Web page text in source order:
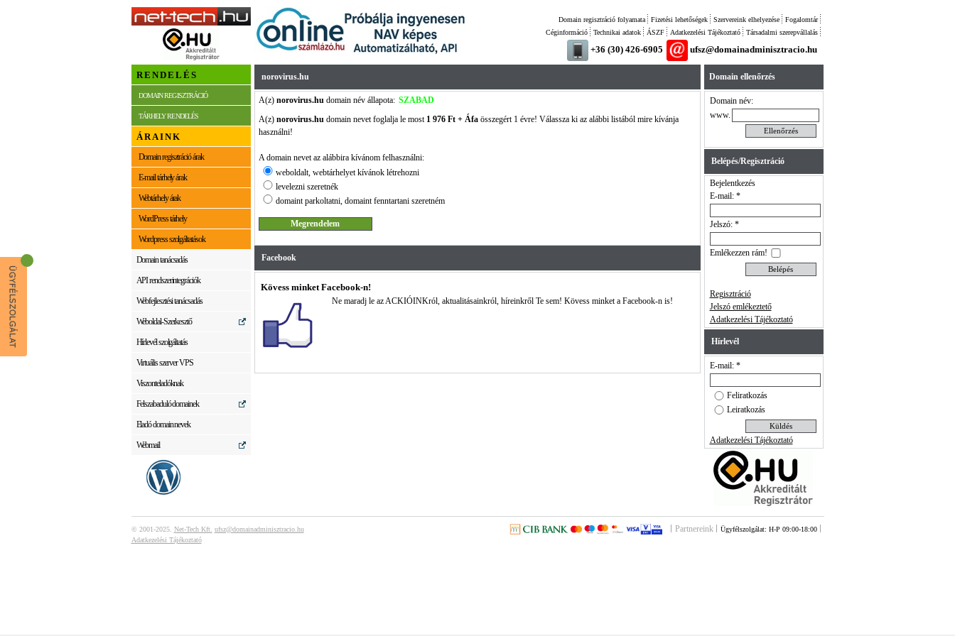
Fogalomtár
Szervereink elhelyezése
Fizetési lehetőségek
Domain regisztráció folyamata
Társadalmi szerepvállalás
Adatkezelési Tájékoztató
ÁSZF
Technikai adatok
Céginformáció
+36 (30) 426-6905 ufsz@domainadminisztracio.hu
RENDELÉS
DOMAIN REGISZTRÁCIÓ
TÁRHELY RENDELÉS
ÁRAINK
Domain regisztráció árak
E-mail tárhely árak
Webtárhely árak
WordPress tárhely
Wordpress szolgáltatások
Domain tanácsadás
API rendszerintegrációk
Webfejlesztési tanácsadás
Weboldal-Szerkesztő
Hírlevél szolgáltatás
Virtuális szerver VPS
Viszonteladóknak
Felszabaduló domainek
Eladó domain nevek
Webmail
norovirus.hu
A(z) norovirus.hudomain név állapota: SZABAD
A(z) norovirus.hudomain nevet foglalja le most 1 976 Ft + Áfaösszegért 1 évre! Válassza ki az alábbi listából mire kívánja
használni!
A domain nevet az alábbira kívánom felhasználni:
weboldalt, webtárhelyet kívánok létrehozni
levelezni szeretnék
domaint parkoltatni, domaint fenntartani szeretném
Facebook
Kövess minket Facebook-n!
Ne maradj le az ACKIÓINKról, aktualitásainkról, híreinkről Te sem! Kövess minket a Facebook-n is!
Domain ellenőrzés
Domain név:
www.
Belépés/Regisztráció
Bejelentkezés
E-mail: *
Jelszó: *
Emlékezzen rám!
Regisztráció
Jelszó emlékeztető
Adatkezelési Tájékoztató
Hírlevél
E-mail: *
Feliratkozás
Leiratkozás
Adatkezelési Tájékoztató
© 2001-2025. Net-Tech Kft. ufsz@domainadminisztracio.hu
Adatkezelési Tájékoztató
Partnereink Ügyfélszolgálat: H-P 09:00-18:00